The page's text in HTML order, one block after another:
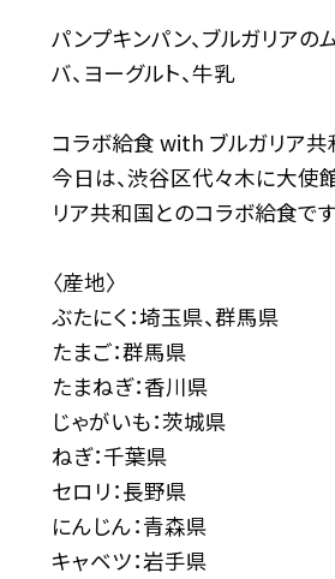
パンプキンパン、ブルガリアの
バ、ヨーグルト、牛乳
コラボ給食 with ブルガリア共
今日は、渋谷区代々木に大使
リア共和国とのコラボ給食です
〈産地〉
ぶたにく：埼玉県、群馬県
たまご：群馬県
たまねぎ：香川県
じゃがいも：茨城県
ねぎ：千葉県
セロリ：長野県
にんじん：青森県
キャベツ：岩手県